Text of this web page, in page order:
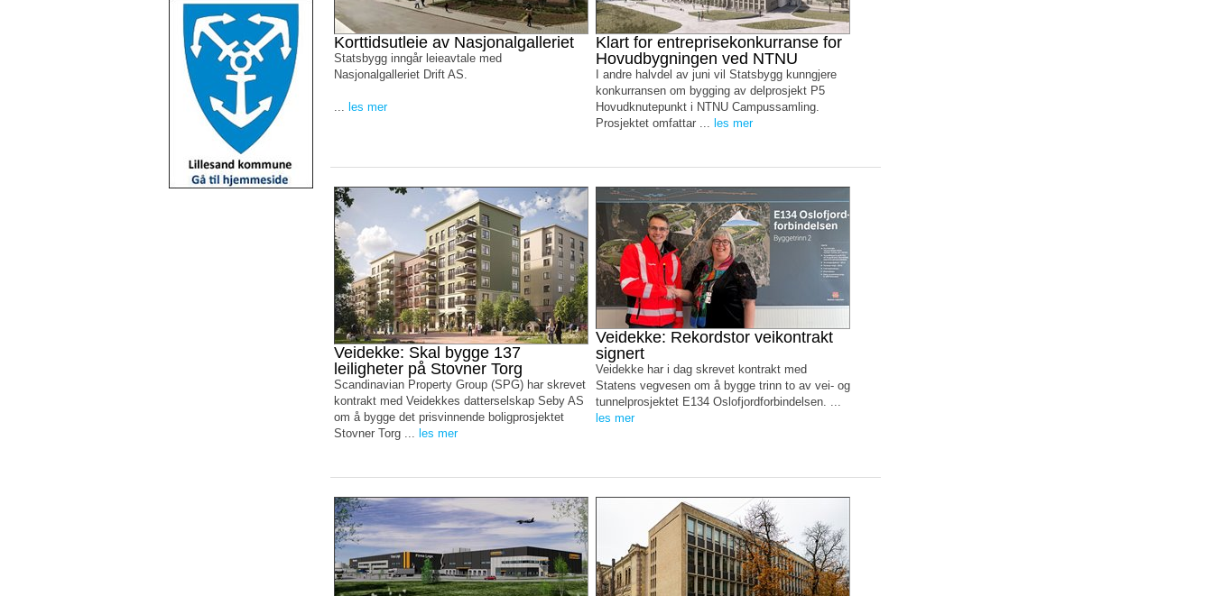
Korttidsutleie av Nasjonalgalleriet
Statsbygg inngår leieavtale med
Nasjonalgalleriet Drift AS.
... les mer
Klart for entreprisekonkurranse for
Hovudbygningen ved NTNU
I andre halvdel av juni vil Statsbygg kunngjere
konkurransen om bygging av delprosjekt P5
Hovudknutepunkt i NTNU Campussamling.
Prosjektet omfattar ... les mer
Veidekke: Skal bygge 137
leiligheter på Stovner Torg
Scandinavian Property Group (SPG) har skrevet
kontrakt med Veidekkes datterselskap Seby AS
om å bygge det prisvinnende boligprosjektet
Stovner Torg ... les mer
Veidekke: Rekordstor veikontrakt
signert
Veidekke har i dag skrevet kontrakt med
Statens vegvesen om å bygge trinn to av vei- og
tunnelprosjektet E134 Oslofjordforbindelsen. ...
les mer